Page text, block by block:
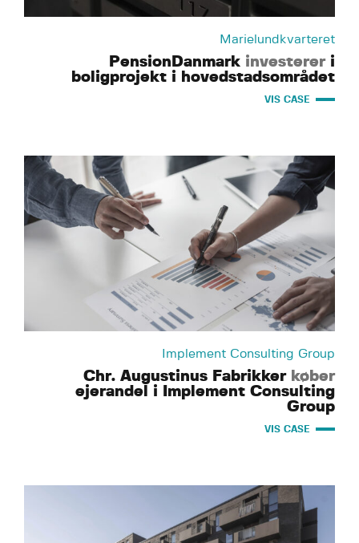
Marielundkvarteret
PensionDanmark investereri
boligprojekt i hovedstadsområdet
VIS CASE
Implement Consulting Group
Chr. Augustinus Fabrikker køber
ejerandel i Implement Consulting
Group
VIS CASE